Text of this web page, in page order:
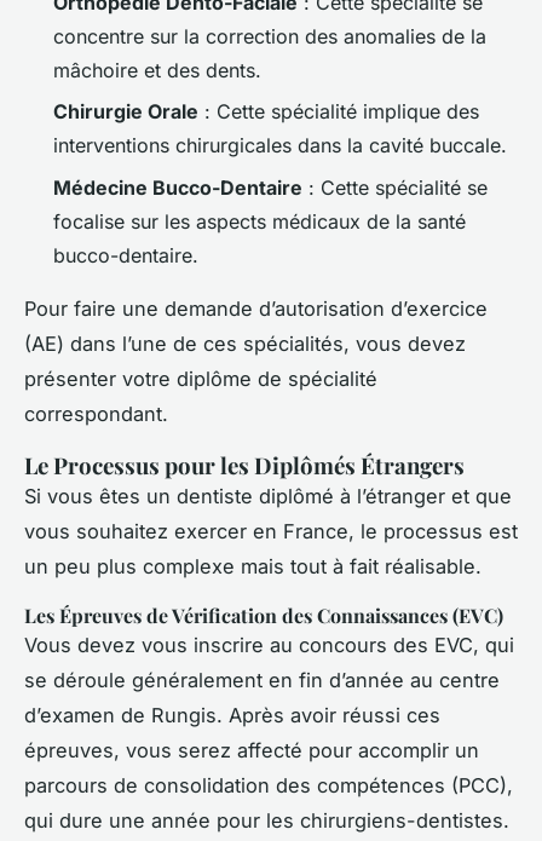
concentre sur la correction des anomalies de la
mâchoire et des dents.
Chirurgie Orale : Cette spécialité implique des
interventions chirurgicales dans la cavité buccale.
Médecine Bucco-Dentaire : Cette spécialité se
focalise sur les aspects médicaux de la santé
bucco-dentaire.
Pour faire une demande d’autorisation d’exercice
(AE) dans l’une de ces spécialités, vous devez
présenter votre diplôme de spécialité
correspondant.
Le Processus pour les Diplômés Étrangers
Si vous êtes un dentiste diplômé à l’étranger et que
vous souhaitez exercer en France, le processus est
un peu plus complexe mais tout à fait réalisable.
Les Épreuves de Vérification des Connaissances (EVC)
Vous devez vous inscrire au concours des EVC, qui
se déroule généralement en fin d’année au centre
d’examen de Rungis. Après avoir réussi ces
épreuves, vous serez affecté pour accomplir un
parcours de consolidation des compétences (PCC),
qui dure une année pour les chirurgiens-dentistes.